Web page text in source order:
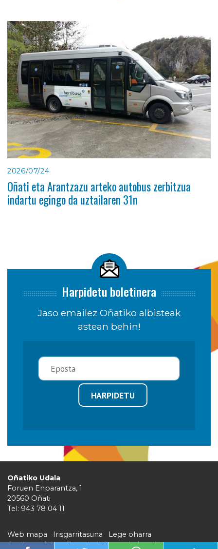
2026/07/24
Oñati eta Arantzazu arteko autobus zerbitzua
indartu egingo da uztailaren 31n
Harpidetu boletinera
Jaso emailez Oñatiko albisteak
astean behin!
HARPIDETU
Oñatiko Udala
Foruen Enparantza, 1
20560 Oñati
Tel: 943 78 04 11
Web mapa Irisgarritasuna
Lege oharra
Cookie politika
Barruko informazio kanala